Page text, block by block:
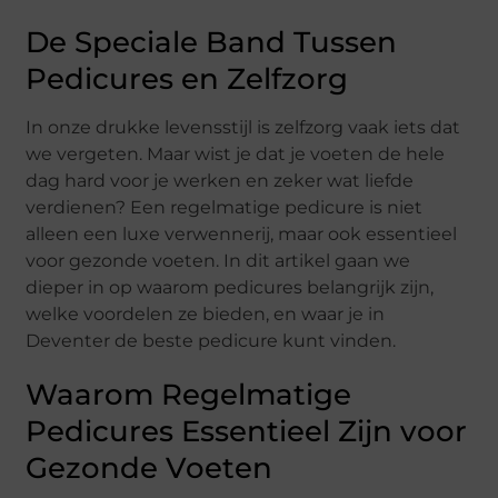
De Speciale Band Tussen
Pedicures en Zelfzorg
In onze drukke levensstijl is zelfzorg vaak iets dat
we vergeten. Maar wist je dat je voeten de hele
dag hard voor je werken en zeker wat liefde
verdienen? Een regelmatige pedicure is niet
alleen een luxe verwennerij, maar ook essentieel
voor gezonde voeten. In dit artikel gaan we
dieper in op waarom pedicures belangrijk zijn,
welke voordelen ze bieden, en waar je in
Deventer de beste pedicure kunt vinden.
Waarom Regelmatige
Pedicures Essentieel Zijn voor
Gezonde Voeten